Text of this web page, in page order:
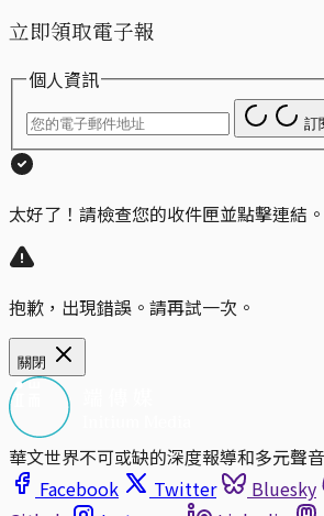
立即領取電子報
個人資訊
訂
太好了！請檢查您的收件匣並點擊連結。
抱歉，出現錯誤。請再試一次。
關閉
華文世界不可或缺的深度報導和多元聲音
Facebook
Twitter Bluesky